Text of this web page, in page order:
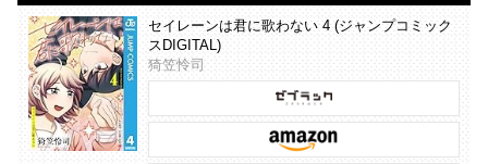
セイレーンは君に歌わない 4 (ジャンプコミック
スDIGITAL)
猗笠怜司